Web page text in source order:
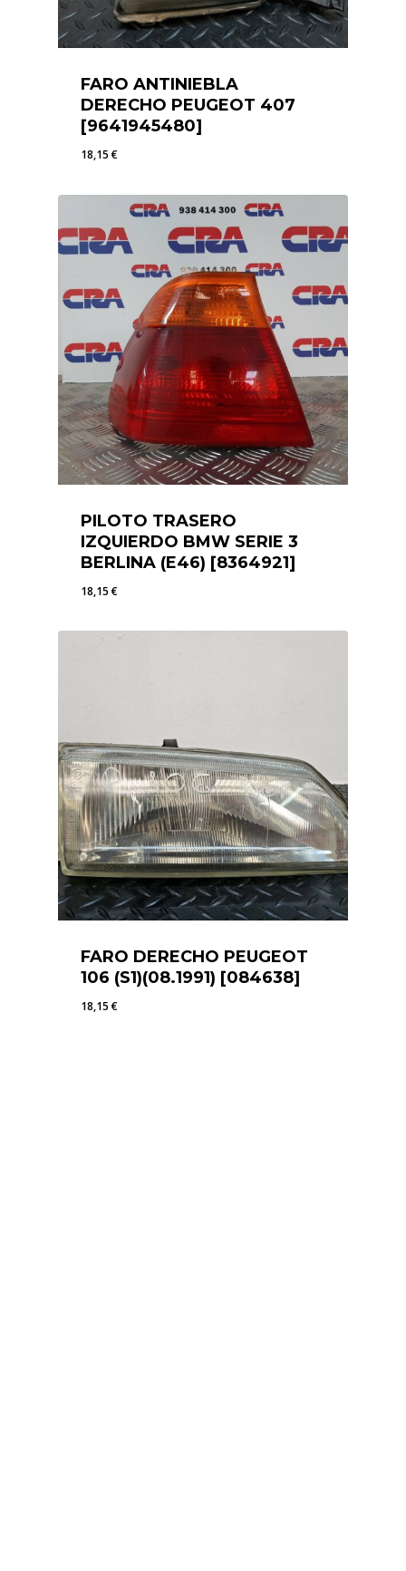
FARO ANTINIEBLA
DERECHO PEUGEOT 407
[9641945480]
18,15€
PILOTO TRASERO
IZQUIERDO BMW SERIE 3
BERLINA (E46) [8364921]
18,15€
FARO DERECHO PEUGEOT
106 (S1)(08.1991) [084638]
18,15€